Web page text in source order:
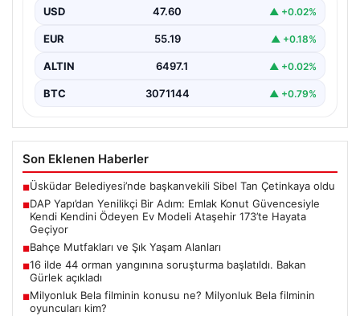
Hayata Geçiyor
Gayrimenkul sektöründe prestijli ve yenilikçi
projeleriyle tanınan DAP Gayrimenkul Geliştirme, dikkat
çekici bir adım…
USD 47.60 ▲ +0.02%
EUR 55.19 ▲ +0.18%
ALTIN 6497.1 ▲ +0.02%
BTC 3071144 ▲ +0.79%
Son Eklenen Haberler
■Üsküdar Belediyesi’nde başkanvekili Sibel Tan Çetinkaya oldu
■DAP Yapı’dan Yenilikçi Bir Adım: Emlak Konut Güvencesiyle
Kendi Kendini Ödeyen Ev Modeli Ataşehir 173’te Hayata
Geçiyor
■Bahçe Mutfakları ve Şık Yaşam Alanları
■16 ilde 44 orman yangınına soruşturma başlatıldı. Bakan
Gürlek açıkladı
■Milyonluk Bela filminin konusu ne? Milyonluk Bela filminin
oyuncuları kim?